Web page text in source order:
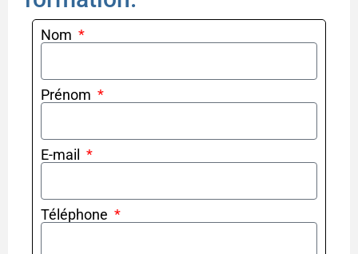
Nom
Prénom
E-mail
Téléphone